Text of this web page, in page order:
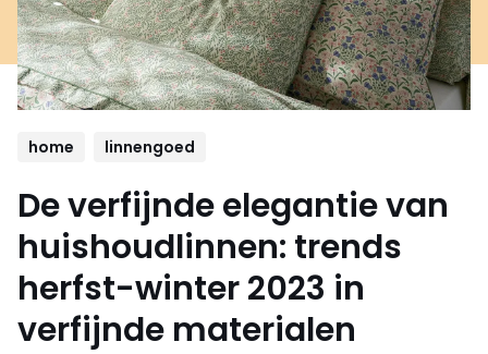
home linnengoed
De verfijnde elegantie van
huishoudlinnen: trends
herfst-winter 2023 in
verfijnde materialen